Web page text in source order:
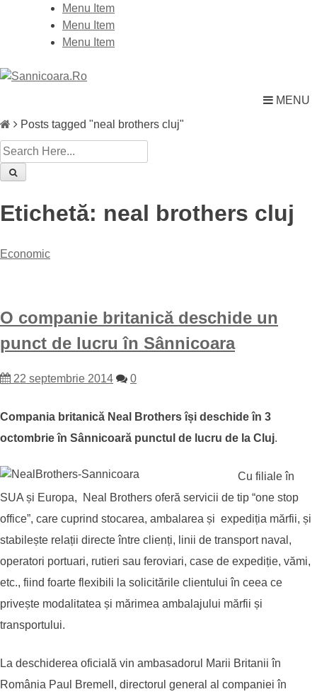
Menu Item
Menu Item
Menu Item
MENU
Posts tagged "neal brothers cluj"
Etichetă: neal brothers cluj
Economic
O companie britanică deschide un
punct de lucru în Sânnicoara
22 septembrie 2014 0
Compania britanică Neal Brothers își deschide în 3
octombrie în Sânnicoară punctul de lucru de la Cluj.
Cu filiale în
SUA și Europa, Neal Brothers oferă servicii de tip “one stop
office”, care cuprind stocarea, ambalarea și expediția mărfii, și
stabilește relații directe între clienți, linii de transport naval,
operatori portuari, rutieri sau feroviari, case de expediție, vămi,
etc., fiind foarte flexibili la solicitările clientului în ceea ce
privește modalitatea și mărimea ambalajului mărfii și
transportului.
La deschiderea oficială vin ambasadorul Marii Britanii în
România Paul Bremell, directorul general al companiei în